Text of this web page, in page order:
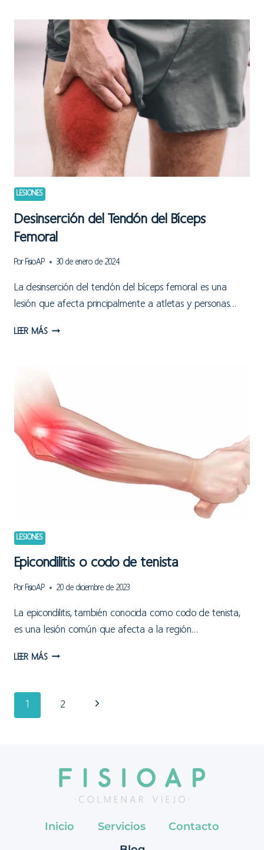
RODILLA
LESIONES
Desinserción del Tendón del Bíceps
Femoral
Por FisioAP 30 de enero de 2024
La desinserción del tendón del bíceps femoral es una
lesión que afecta principalmente a atletas y personas…
LEER MÁSDESINSERCIÓN
BÍCEPS
FEMORAL
LESIONES
Epicondilitis o codo de tenista
Por FisioAP 20 de diciembre de 2023
La epicondilitis, también conocida como codo de tenista,
es una lesión común que afecta a la región…
LEER MÁSEPICONDILITIS
TENISTA
Navegación
1 2 Siguiente
Inicio Servicios
Contacto